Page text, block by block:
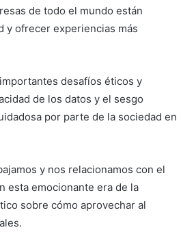
de todo el mundo están
y ofrecer experiencias más
desafíos éticos y
de los datos y el sesgo
por parte de la sociedad en
y nos relacionamos con el
esta emocionante era de la
sobre cómo aprovechar al